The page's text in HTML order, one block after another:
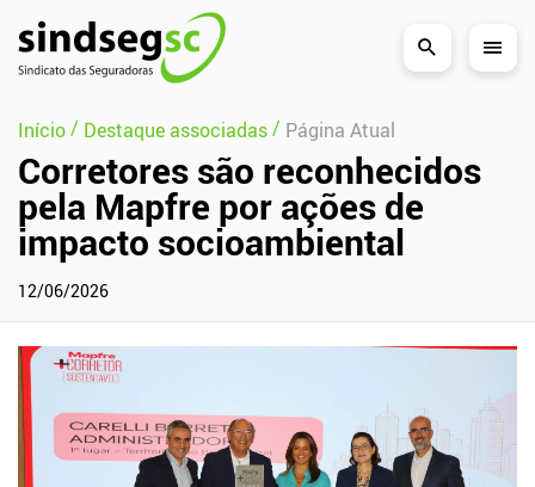
Pular Navegação (s)
Início/ Destaque associadas/ Página Atual
Corretores são reconhecidos
pela Mapfre por ações de
impacto socioambiental
12/06/2026